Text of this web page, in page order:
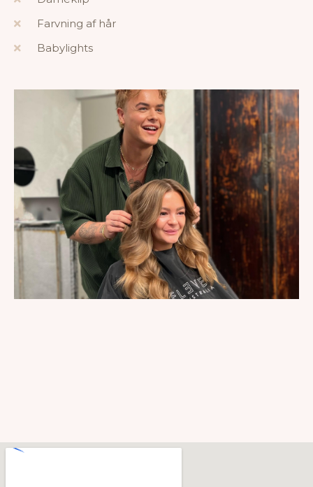
Farvning af hår
Babylights